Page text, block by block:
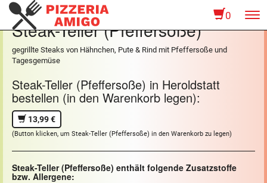
0
Steak-Teller (Pfeffersoße)
gegrillte Steaks von Hähnchen, Pute & Rind mit Pfeffersoße und
Tagesgemüse
Steak-Teller (Pfeffersoße) in Heroldstatt
bestellen (in den Warenkorb legen):
13,99 €
(Button klicken, um Steak-Teller (Pfeffersoße) in den Warenkorb zu legen)
Steak-Teller (Pfeffersoße) enthält folgende Zusatzstoffe
bzw. Allergene: